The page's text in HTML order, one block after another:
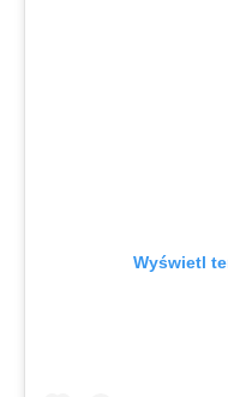
Wyświetl